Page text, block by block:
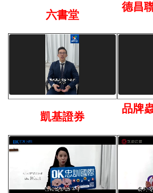
六書堂
德昌
凱基證券
品牌